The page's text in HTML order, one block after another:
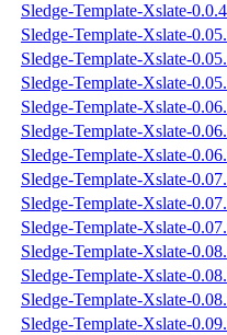
Sledge-Template-Xslate-
Sledge-Template-Xslate-
Sledge-Template-Xslate-
Sledge-Template-Xslate-
Sledge-Template-Xslate-
Sledge-Template-Xslate-
Sledge-Template-Xslate-
Sledge-Template-Xslate-
Sledge-Template-Xslate-
Sledge-Template-Xslate-
Sledge-Template-Xslate-
Sledge-Template-Xslate-
Sledge-Template-Xslate-
Sledge-Template-Xslate-